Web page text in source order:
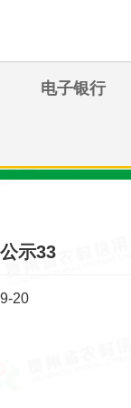
电子银行
示33
20